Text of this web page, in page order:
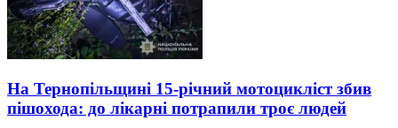
На Тернопільщині 15-річний мотоцикліст збив
пішохода: до лікарні потрапили троє людей